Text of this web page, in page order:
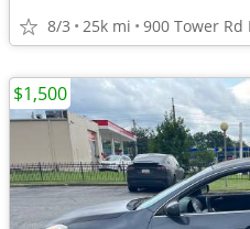
8/3 25k mi 900 Tower
$1,500